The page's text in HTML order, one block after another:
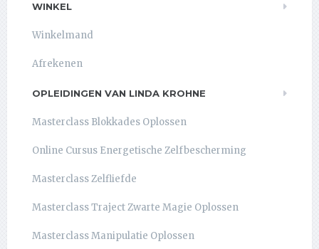
WINKEL
Winkelmand
Afrekenen
OPLEIDINGEN VAN LINDA KROHNE
Masterclass Blokkades Oplossen
Online Cursus Energetische Zelfbescherming
Masterclass Zelfliefde
Masterclass Traject Zwarte Magie Oplossen
Masterclass Manipulatie Oplossen